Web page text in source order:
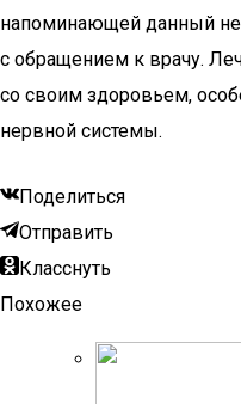
напоминающей данный
с обращением к врачу.
со своим здоровьем,
нервной системы.
Поделиться
Отправить
Класснуть
Похожее